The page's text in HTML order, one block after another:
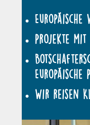
Europäische
Projekte mit
Europäische
Wir reisen